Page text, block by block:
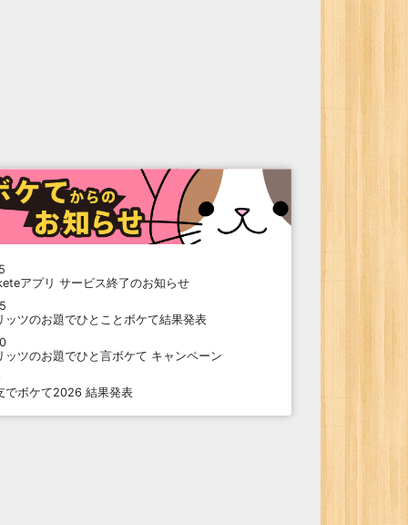
アプリ サービス終了のお知らせ
ッツのお題でひとことボケて結果発表
ッツのお題でひと言ボケて キャンペーン
でボケて2026 結果発表